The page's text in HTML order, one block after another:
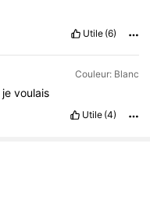
Utile (6)
Couleur: Blanc
je voulais
Utile (4)